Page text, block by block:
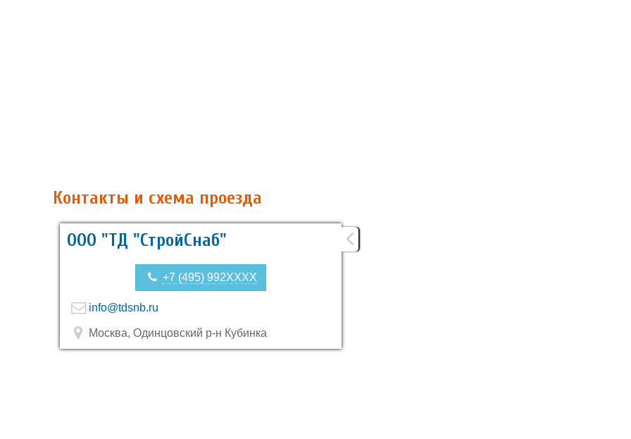
Контакты и схема проезда
ООО "ТД "СтройСнаб"
+7 (495) 992XXXX
info@tdsnb.ru
Москва, Одинцовский р-н Кубинка